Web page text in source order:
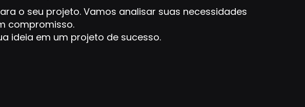
o seu projeto. Vamos analisar suas necessidades
compromisso.
ideia em um projeto de sucesso.